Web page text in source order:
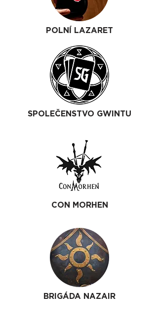
POLNÍ LAZARET
SPOLEČENSTVO GWINTU
CON MORHEN
BRIGÁDA NAZAIR